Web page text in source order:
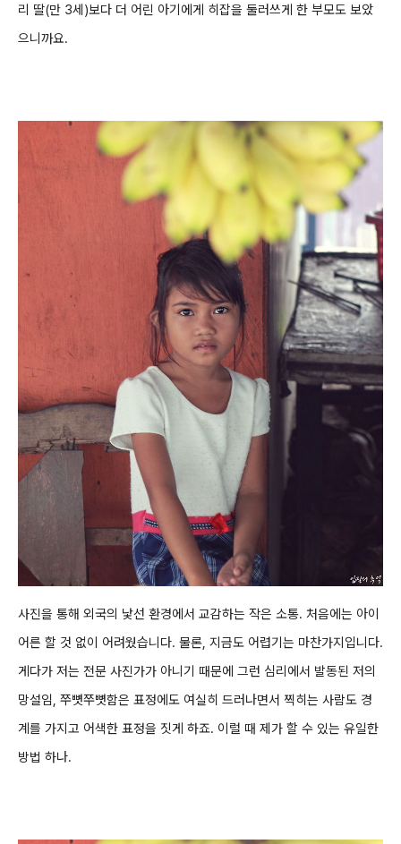
리 딸(만 3세)보다 더 어린 아기에게 히잡을 둘러쓰게 한 부모도 보았
으니까요.
사진을 통해 외국의 낯선 환경에서 교감하는 작은 소통. 처음에는 아이
어른 할 것 없이 어려웠습니다. 물론, 지금도 어렵기는 마찬가지입니다.
게다가 저는 전문 사진가가 아니기 때문에 그런 심리에서 발동된 저의
망설임, 쭈뼛쭈뼛함은 표정에도 여실히 드러나면서 찍히는 사람도 경
계를 가지고 어색한 표정을 짓게 하죠. 이럴 때 제가 할 수 있는 유일한
방법 하나.